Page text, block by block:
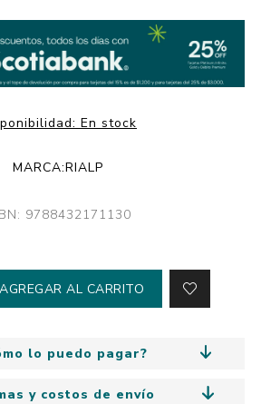
En stock
MARCA:RIALP
9788432171130
AGREGAR AL CARRITO
lo puedo pagar?
y costos de envío